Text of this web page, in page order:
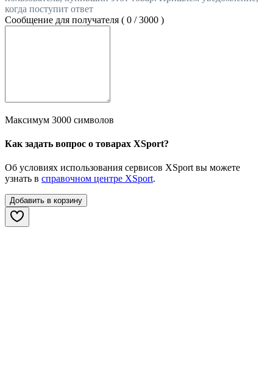
когда поступит ответ
Сообщение для получателя ( 0 /3000 )
Максимум 3000 символов
Как задать вопрос о товарах XSport?
Об условиях использования сервисов XSport вы можете
узнать в справочном центре XSport.
Добавить в корзину